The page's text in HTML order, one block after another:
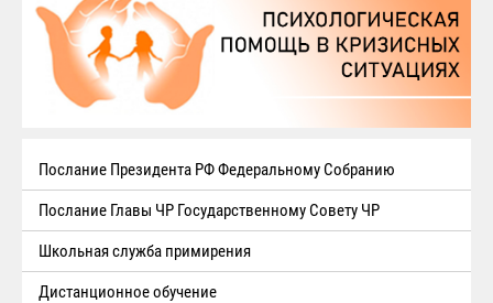
Послание Президента РФ Федеральному Собранию
Послание Главы ЧР Государственному Совету ЧР
Школьная служба примирения
Дистанционное обучение